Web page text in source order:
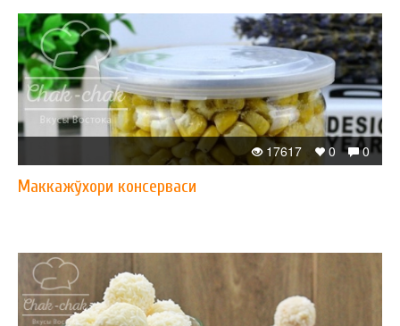
0
0
17617
Маккажўхори консерваси